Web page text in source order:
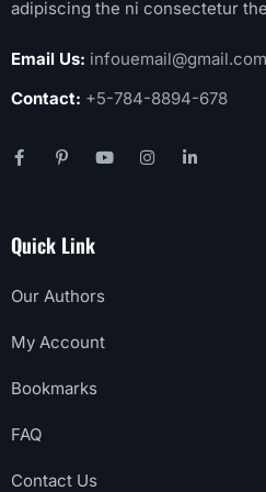
adipiscing the ni consectetur
Email Us: infouemail@gmail.com
Contact: +5-784-8894-678
Quick Link
Our Authors
My Account
Bookmarks
FAQ
Contact Us